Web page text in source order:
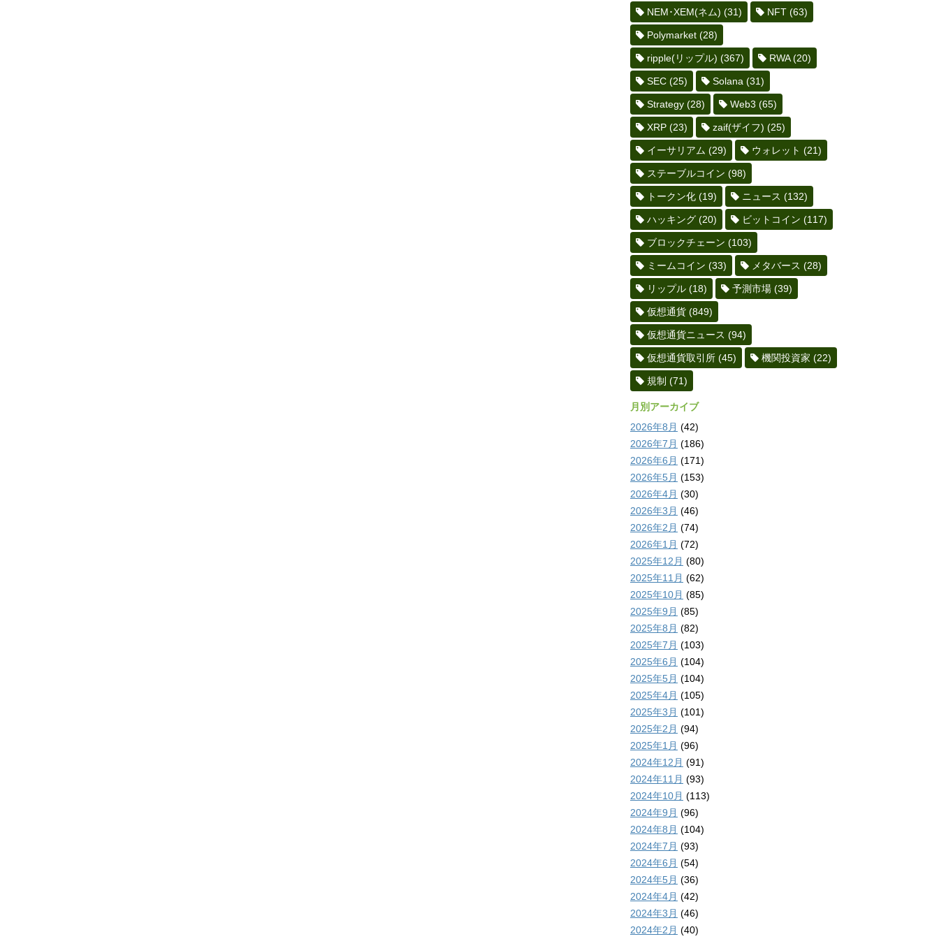
NEM･XEM(ネム) (31) NFT (63)
Polymarket (28)
ripple(リップル) (367) RWA(20)
SEC (25) Solana (31)
Strategy (28) Web3 (65)
XRP (23) zaif(ザイフ) (25)
イーサリアム (29) ウォレット (21)
ステーブルコイン (98)
トークン化 (19) ニュース (132)
ハッキング (20) ビットコイン (117)
ブロックチェーン (103)
ミームコイン (33) メタバース (28)
リップル (18) 予測市場 (39)
仮想通貨 (849)
仮想通貨ニュース (94)
仮想通貨取引所 (45) 機関投資家 (22)
規制 (71)
月別アーカイブ
2026年8月 (42)
2026年7月 (186)
2026年6月 (171)
2026年5月 (153)
2026年4月 (30)
2026年3月 (46)
2026年2月 (74)
2026年1月 (72)
2025年12月 (80)
2025年11月 (62)
2025年10月 (85)
2025年9月 (85)
2025年8月 (82)
2025年7月 (103)
2025年6月 (104)
2025年5月 (104)
2025年4月 (105)
2025年3月 (101)
2025年2月 (94)
2025年1月 (96)
2024年12月 (91)
2024年11月 (93)
2024年10月 (113)
2024年9月 (96)
2024年8月 (104)
2024年7月 (93)
2024年6月 (54)
2024年5月 (36)
2024年4月 (42)
2024年3月 (46)
2024年2月 (40)